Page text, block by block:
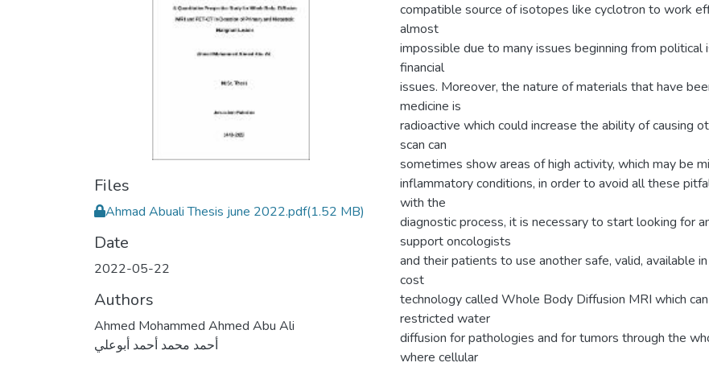
Files
Ahmad Abuali Thesis june 2022.pdf(1.52 MB)
Date
2022-05-22
Authors
Ahmed Mohammed Ahmed Abu Ali
أحمد محمد أحمد أبوعلي
compatible source of isotopes like cyclotron to work
almost
impossible due to many issues beginning from political
financial
issues. Moreover, the nature of materials that have
medicine is
radioactive which could increase the ability of causing
scan can
sometimes show areas of high activity, which may be
inflammatory conditions, in order to avoid all these
with the
diagnostic process, it is necessary to start looking for
support oncologists
and their patients to use another safe, valid, available
cost
technology called Whole Body Diffusion MRI which
restricted water
diffusion for pathologies and for tumors through the
where cellular